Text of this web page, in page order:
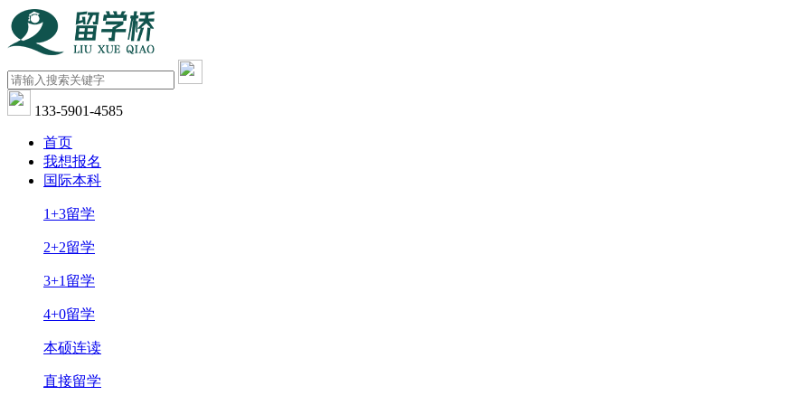
133-5901-4585
首页
我想报名
国际本科
1+3留学
2+2留学
3+1留学
4+0留学
本硕连读
直接留学